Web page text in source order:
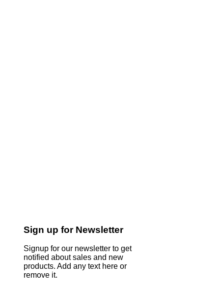
Sign up for Newsletter
Signup for our newsletter to get
notified about sales and new
products. Add any text here or
remove it.